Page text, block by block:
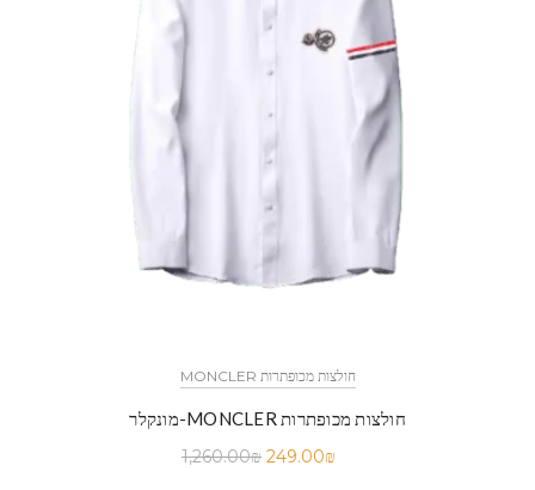
MONCLER חולצות מכופתרות
מונקלר-MONCLER חולצות מכופתרות
1,260.00₪ 249.00₪